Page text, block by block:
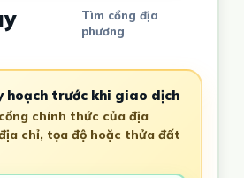
Tìm cổng địa
phương
hoạch trước khi giao dịch
chính thức của địa
chỉ, tọa độ hoặc thửa đất